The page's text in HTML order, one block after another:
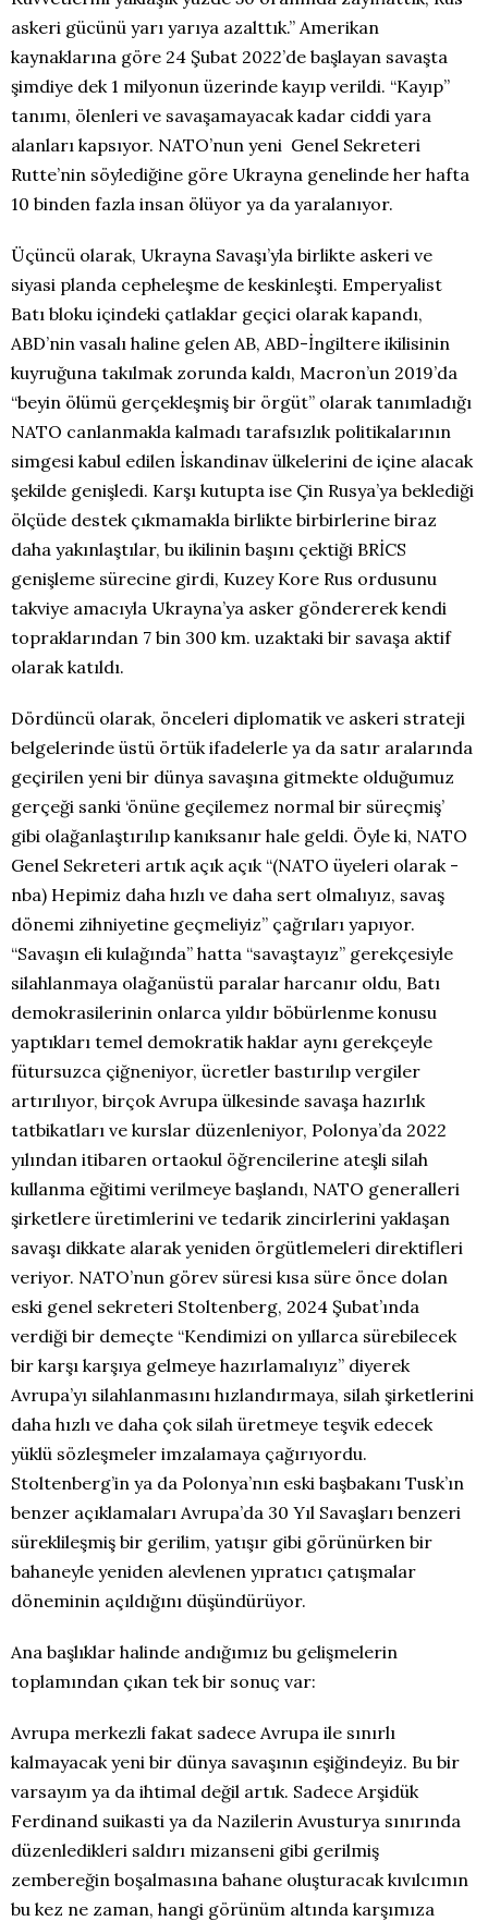
askeri gücünü yarı yarıya azalttık.” Amerikan
kaynaklarına göre 24 Şubat 2022’de başlayan savaşta
şimdiye dek 1 milyonun üzerinde kayıp verildi. “Kayıp”
tanımı, ölenleri ve savaşamayacak kadar ciddi yara
alanları kapsıyor. NATO’nun yeni Genel Sekreteri
Rutte’nin söylediğine göre Ukrayna genelinde her hafta
10 binden fazla insan ölüyor ya da yaralanıyor.
Üçüncü olarak, Ukrayna Savaşı’yla birlikte askeri ve
siyasi planda cepheleşme de keskinleşti. Emperyalist
Batı bloku içindeki çatlaklar geçici olarak kapandı,
ABD’nin vasalı haline gelen AB, ABD-İngiltere ikilisinin
kuyruğuna takılmak zorunda kaldı, Macron’un 2019’da
“beyin ölümü gerçekleşmiş bir örgüt” olarak tanımladığı
NATO canlanmakla kalmadı tarafsızlık politikalarının
simgesi kabul edilen İskandinav ülkelerini de içine alacak
şekilde genişledi. Karşı kutupta ise Çin Rusya’ya beklediği
ölçüde destek çıkmamakla birlikte birbirlerine biraz
daha yakınlaştılar, bu ikilinin başını çektiği BRİCS
genişleme sürecine girdi, Kuzey Kore Rus ordusunu
takviye amacıyla Ukrayna’ya asker göndererek kendi
topraklarından 7 bin 300 km. uzaktaki bir savaşa aktif
olarak katıldı.
Dördüncü olarak, önceleri diplomatik ve askeri strateji
belgelerinde üstü örtük ifadelerle ya da satır aralarında
geçirilen yeni bir dünya savaşına gitmekte olduğumuz
gerçeği sanki ‘önüne geçilemez normal bir süreçmiş’
gibi olağanlaştırılıp kanıksanır hale geldi. Öyle ki, NATO
Genel Sekreteri artık açık açık “(NATO üyeleri olarak -
nba) Hepimiz daha hızlı ve daha sert olmalıyız, savaş
dönemi zihniyetine geçmeliyiz” çağrıları yapıyor.
“Savaşın eli kulağında” hatta “savaştayız” gerekçesiyle
silahlanmaya olağanüstü paralar harcanır oldu, Batı
demokrasilerinin onlarca yıldır böbürlenme konusu
yaptıkları temel demokratik haklar aynı gerekçeyle
fütursuzca çiğneniyor, ücretler bastırılıp vergiler
artırılıyor, birçok Avrupa ülkesinde savaşa hazırlık
tatbikatları ve kurslar düzenleniyor, Polonya’da 2022
yılından itibaren ortaokul öğrencilerine ateşli silah
kullanma eğitimi verilmeye başlandı, NATO generalleri
şirketlere üretimlerini ve tedarik zincirlerini yaklaşan
savaşı dikkate alarak yeniden örgütlemeleri direktifleri
veriyor. NATO’nun görev süresi kısa süre önce dolan
eski genel sekreteri Stoltenberg, 2024 Şubat’ında
verdiği bir demeçte “Kendimizi on yıllarca sürebilecek
bir karşı karşıya gelmeye hazırlamalıyız” diyerek
Avrupa’yı silahlanmasını hızlandırmaya, silah şirketlerini
daha hızlı ve daha çok silah üretmeye teşvik edecek
yüklü sözleşmeler imzalamaya çağırıyordu.
Stoltenberg’in ya da Polonya’nın eski başbakanı Tusk’ın
benzer açıklamaları Avrupa’da 30 Yıl Savaşları benzeri
süreklileşmiş bir gerilim, yatışır gibi görünürken bir
bahaneyle yeniden alevlenen yıpratıcı çatışmalar
döneminin açıldığını düşündürüyor.
Ana başlıklar halinde andığımız bu gelişmelerin
toplamından çıkan tek bir sonuç var:
Avrupa merkezli fakat sadece Avrupa ile sınırlı
kalmayacak yeni bir dünya savaşının eşiğindeyiz. Bu bir
varsayım ya da ihtimal değil artık. Sadece Arşidük
Ferdinand suikasti ya da Nazilerin Avusturya sınırında
düzenledikleri saldırı mizanseni gibi gerilmiş
zembereğin boşalmasına bahane oluşturacak kıvılcımın
bu kez ne zaman, hangi görünüm altında karşımıza